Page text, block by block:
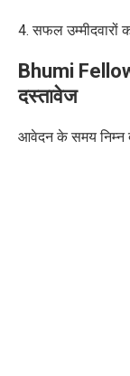
4. सफल
Bhumi
दस्तावेज
आवेदन के समय निम्न